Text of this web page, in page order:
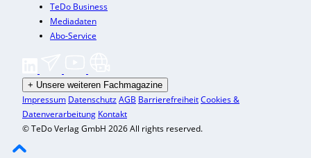
TeDo Business
Mediadaten
Abo-Service
+ Unsere weiteren Fachmagazine
Impressum DatenschutzAGB BarrierefreiheitCookies &
Datenverarbeitung Kontakt
© TeDo Verlag GmbH 2026 All rights reserved.